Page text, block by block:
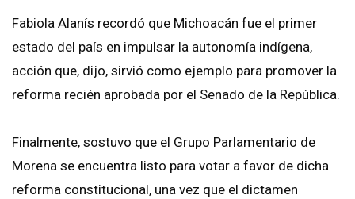
Fabiola Alanís recordó que Michoacán fue el primer
estado del país en impulsar la autonomía indígena,
acción que, dijo, sirvió como ejemplo para promover la
reforma recién aprobada por el Senado de la República.
Finalmente, sostuvo que el Grupo Parlamentario de
Morena se encuentra listo para votar a favor de dicha
reforma constitucional, una vez que el dictamen